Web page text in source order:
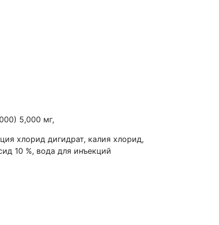
5,000 мг,
хлорид дигидрат, калия хлорид,
10 %, вода для инъекций